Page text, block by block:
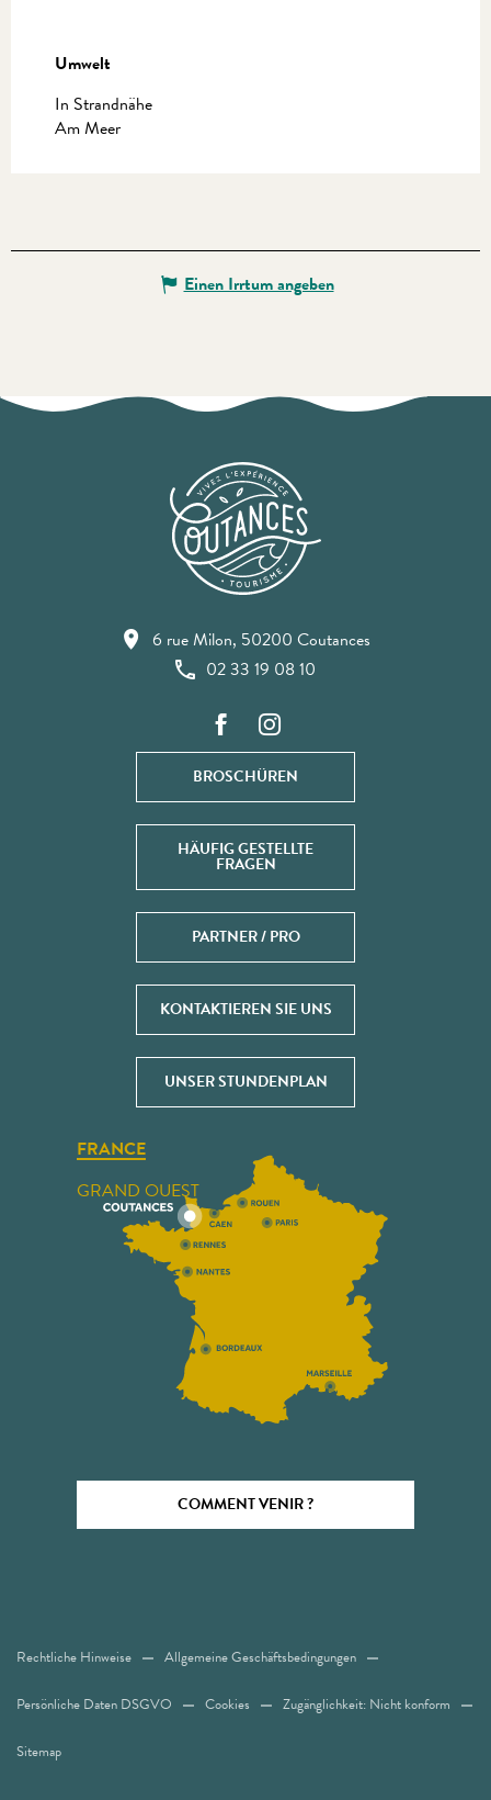
Umwelt
Umwelt
In Strandnähe
Am Meer
Einen Irrtum angeben
6 rue Milon, 50200 Coutances
02 33 19 08 10
BROSCHÜREN
HÄUFIG GESTELLTE
FRAGEN
PARTNER / PRO
KONTAKTIEREN SIE UNS
UNSER STUNDENPLAN
FRANCE
GRAND OUEST
COMMENT VENIR ?
Rechtliche Hinweise Allgemeine Geschäftsbedingungen
Persönliche Daten DSGVO Cookies Zugänglichkeit: Nicht konform
Sitemap